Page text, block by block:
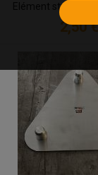
Elément structure
2,50 €